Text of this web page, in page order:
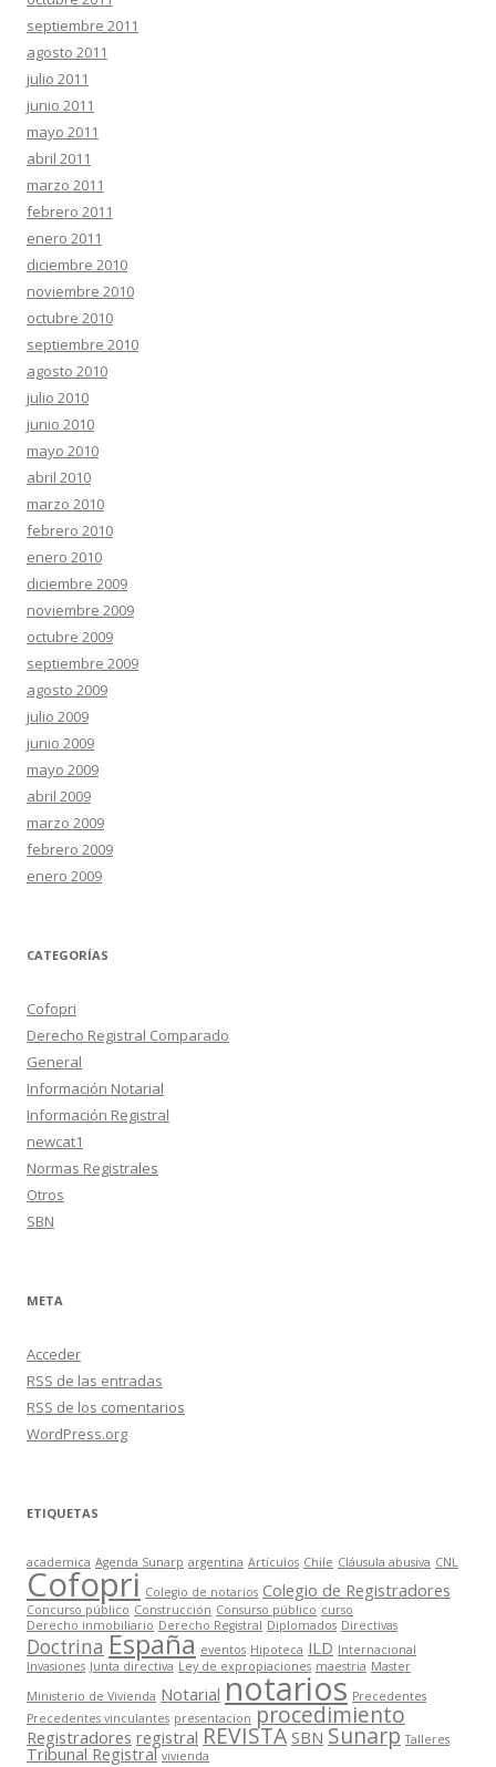
septiembre 2011
agosto 2011
julio 2011
junio 2011
mayo 2011
abril 2011
marzo 2011
febrero 2011
enero 2011
diciembre 2010
noviembre 2010
octubre 2010
septiembre 2010
agosto 2010
julio 2010
junio 2010
mayo 2010
abril 2010
marzo 2010
febrero 2010
enero 2010
diciembre 2009
noviembre 2009
octubre 2009
septiembre 2009
agosto 2009
julio 2009
junio 2009
mayo 2009
abril 2009
marzo 2009
febrero 2009
enero 2009
CATEGORÍAS
Cofopri
Derecho Registral Comparado
General
Información Notarial
Información Registral
newcat1
Normas Registrales
Otros
SBN
META
Acceder
RSS de las entradas
RSS de los comentarios
WordPress.org
ETIQUETAS
academica Agenda Sunarp argentina Artículos Chile Cláusula abusiva CNL
Cofopri Colegio de notarios Colegio de Registradores
Concurso público Construcción Consurso público curso
Derecho inmobiliario Derecho Registral Diplomados Directivas
Doctrina España eventos Hipoteca ILD Internacional
Invasiones Junta directiva Ley de expropiaciones maestria Master
Ministerio de Vivienda Notarial notarios Precedentes
Precedentes vinculantes presentacion procedimiento
Registradores registral REVISTA SBN Sunarp Talleres
Tribunal Registral vivienda